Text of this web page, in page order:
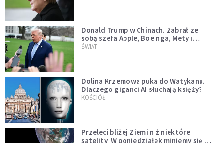
Donald Trump w Chinach. Zabrał ze
sobą szefa Apple, Boeinga, Mety i
Muska
ŚWIAT
Dolina Krzemowa puka do Watykanu.
Dlaczego giganci AI słuchają księży?
KOŚCIÓŁ
Przeleci bliżej Ziemi niż niektóre
satelity. W poniedziałek miniemy się z